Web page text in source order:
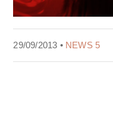
29/09/2013 • NEWS 5